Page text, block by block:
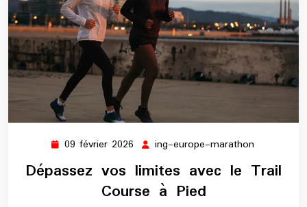
09 février 2026 09
février
2026
ing-europe-marathon
europe-
marathon
Dépassez vos limites avec le Trail
Course à Pied